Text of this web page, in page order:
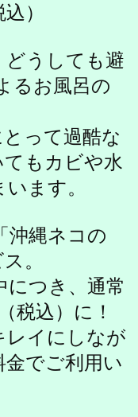
）
どうしても避
るお風呂の
って過酷な
もカビや水
ます。
沖縄ネコの
。
つき、通常
税込）に！
レイにしなが
でご利用い